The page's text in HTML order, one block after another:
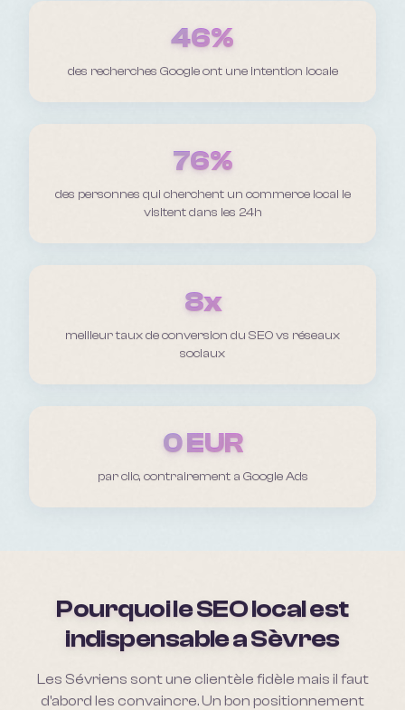
46%
des recherches Google ont une intention locale
76%
des personnes qui cherchent un commerce local le
visitent dans les 24h
8x
meilleur taux de conversion du SEO vs réseaux
sociaux
0 EUR
par clic, contrairement a Google Ads
Pourquoi le SEO local est
indispensable aSèvres
Les Sévriens sont une clientèle fidèle mais il faut
d'abord les convaincre. Un bon positionnement